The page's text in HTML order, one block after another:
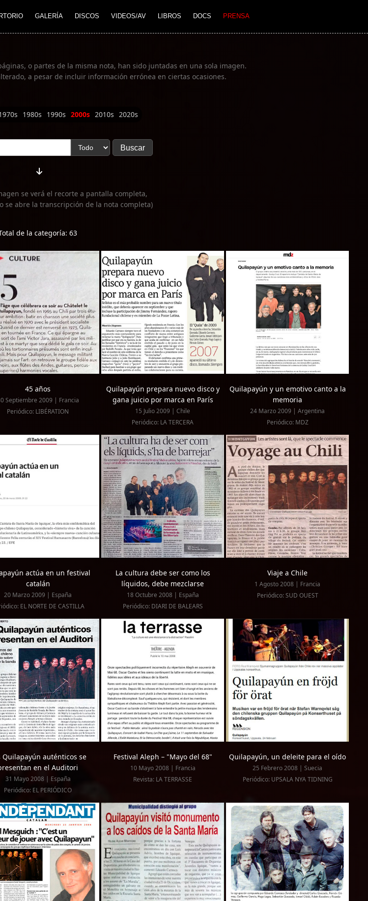
GALERÍA DISCOS VIDEOS/AV LIBROS DOCS PRENSA
o partes de la misma nota, han sido juntadas en una sola imagen.
a pesar de incluir información errónea en ciertas ocasiones.
1980s 1990s 2000s 2010s 2020s
se verá el recorte a pantalla completa,
se abre la transcripción de la nota completa)
de la categoría: 63
45 años
Septiembre 2009 | Francia
Periódico: LIBÉRATION
Quilapayún prepara nuevo disco y
gana juicio por marca en París
15 Julio 2009 | Chile
Periódico: LA TERCERA
Quilapayún y un emotivo canto a la
memoria
24 Marzo 2009 | Argentina
Periódico: MDZ
actúa en un festival
catalán
20 Marzo 2009 | España
EL NORTE DE CASTILLA
La cultura debe ser como los
líquidos, debe mezclarse
18 Octubre 2008 | España
Periódico: DIARI DE BALEARS
Viaje a Chile
1 Agosto 2008 | Francia
Periódico: SUD OUEST
Quilapayún auténticos se
en el Auditori
31 Mayo 2008 | España
Periódico: EL PERIÓDICO
Festival Aleph – "Mayo del 68"
10 Mayo 2008 | Francia
Revista: LA TERRASSE
Quilapayún, un deleite para el oído
25 Febrero 2008 | Suecia
Periódico: UPSALA NYA TIDNING